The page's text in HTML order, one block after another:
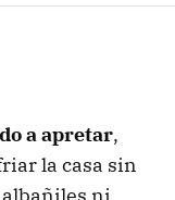
a apretar,
la casa sin